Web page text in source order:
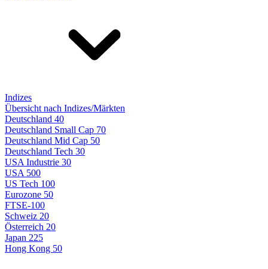
Indizes
Übersicht nach Indizes/Märkten
Deutschland 40
Deutschland Small Cap 70
Deutschland Mid Cap 50
Deutschland Tech 30
USA Industrie 30
USA 500
US Tech 100
Eurozone 50
FTSE-100
Schweiz 20
Österreich 20
Japan 225
Hong Kong 50